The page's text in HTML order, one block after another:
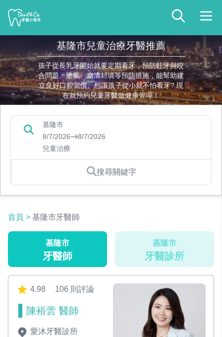
基隆市兒童治療牙醫推薦
孩子從長乳牙開始就要定期看牙，預防蛀牙與咬
合問題。塗氟、窩溝封填等預防措施，能幫助建
立良好口腔習慣。想讓孩子從小就不怕看牙? 現
在就預約兒童牙醫做健康管理！
基隆市
8/7/2026
8/7/2026
兒童治療
搜尋關鍵字
首頁 > 基隆市牙醫師
基隆市
牙醫師
基隆市
牙醫診所
4.98 106 則評論
陳裕蕓 醫師
愛沐牙醫診所